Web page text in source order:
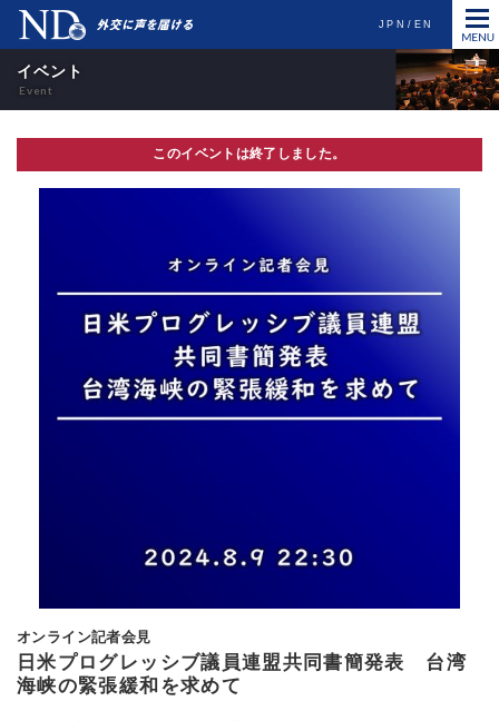
JPN EN
イベント
このイベントは終了しました。
オンライン記者会見
日米プログレッシブ議員連盟共同書簡発表 台湾
海峡の緊張緩和を求めて